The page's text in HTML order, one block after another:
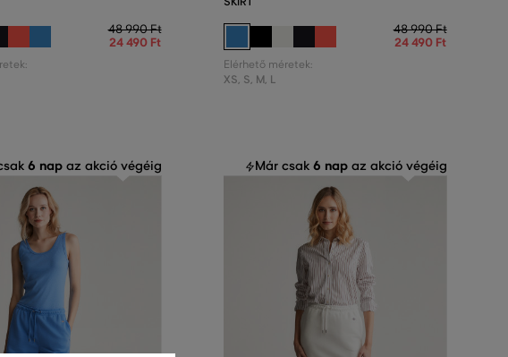
48 990 Ft
24 490 Ft
48 990 Ft
24 490 Ft
Elérhető méretek:
XS, S, M, L
6 napaz akció végéig Már csak 6 napaz akció végéig